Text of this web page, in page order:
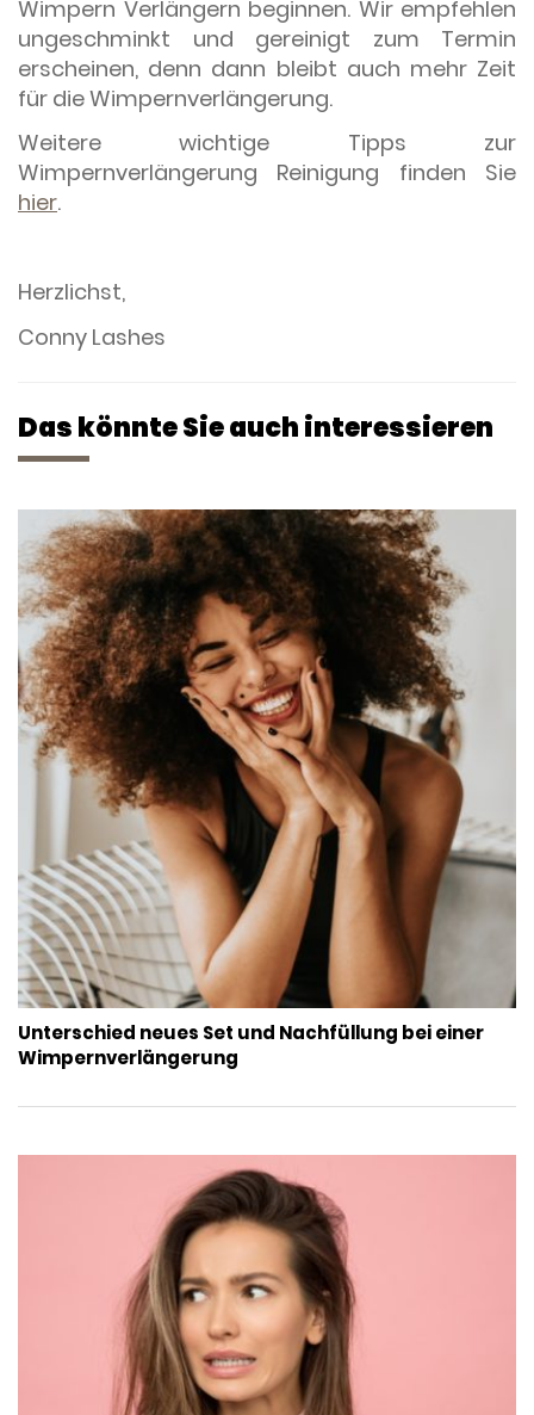
Wimpern Verlängern beginnen. Wir empfehlen
ungeschminkt und gereinigt zum Termin
erscheinen, denn dann bleibt auch mehr Zeit
für die Wimpernverlängerung.
Weitere wichtige Tipps zur
Wimpernverlängerung Reinigung finden Sie
hier.
Herzlichst,
Conny Lashes
Das könnte Sie auch interessieren
Unterschied neues Set und Nachfüllung bei einer
Wimpernverlängerung